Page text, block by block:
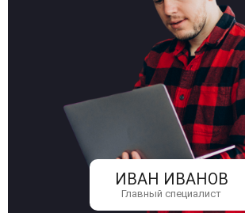
ИВАН ИВАНОВ
Главный специалист